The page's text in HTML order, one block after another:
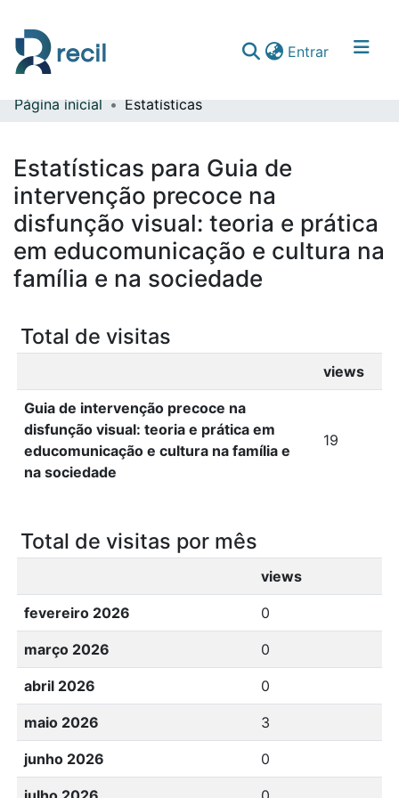
Entrar(current)
Comunidades & Coleções
Página inicial Estatísticas
Estatísticas para Guia de
intervenção precoce na
disfunção visual: teoria e prática
em educomunicação e cultura na
família e na sociedade
Total de visitas
views
Guia de intervenção precoce na
disfunção visual: teoria e prática em
educomunicação e cultura na família e
na sociedade
19
Total de visitas por mês
views
fevereiro 2026 0
março 2026 0
abril 2026 0
maio 2026 3
junho 2026 0